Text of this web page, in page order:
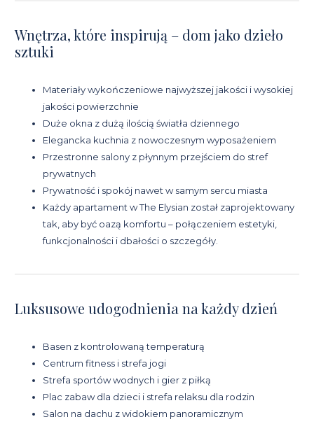
Wnętrza, które inspirują – dom jako dzieło
sztuki
Materiały wykończeniowe najwyższej jakości i wysokiej
jakości powierzchnie
Duże okna z dużą ilością światła dziennego
Elegancka kuchnia z nowoczesnym wyposażeniem
Przestronne salony z płynnym przejściem do stref
prywatnych
Prywatność i spokój nawet w samym sercu miasta
Każdy apartament w The Elysian został zaprojektowany
tak, aby być oazą komfortu – połączeniem estetyki,
funkcjonalności i dbałości o szczegóły.
Luksusowe udogodnienia na każdy dzień
Basen z kontrolowaną temperaturą
Centrum fitness i strefa jogi
Strefa sportów wodnych i gier z piłką
Plac zabaw dla dzieci i strefa relaksu dla rodzin
Salon na dachu z widokiem panoramicznym